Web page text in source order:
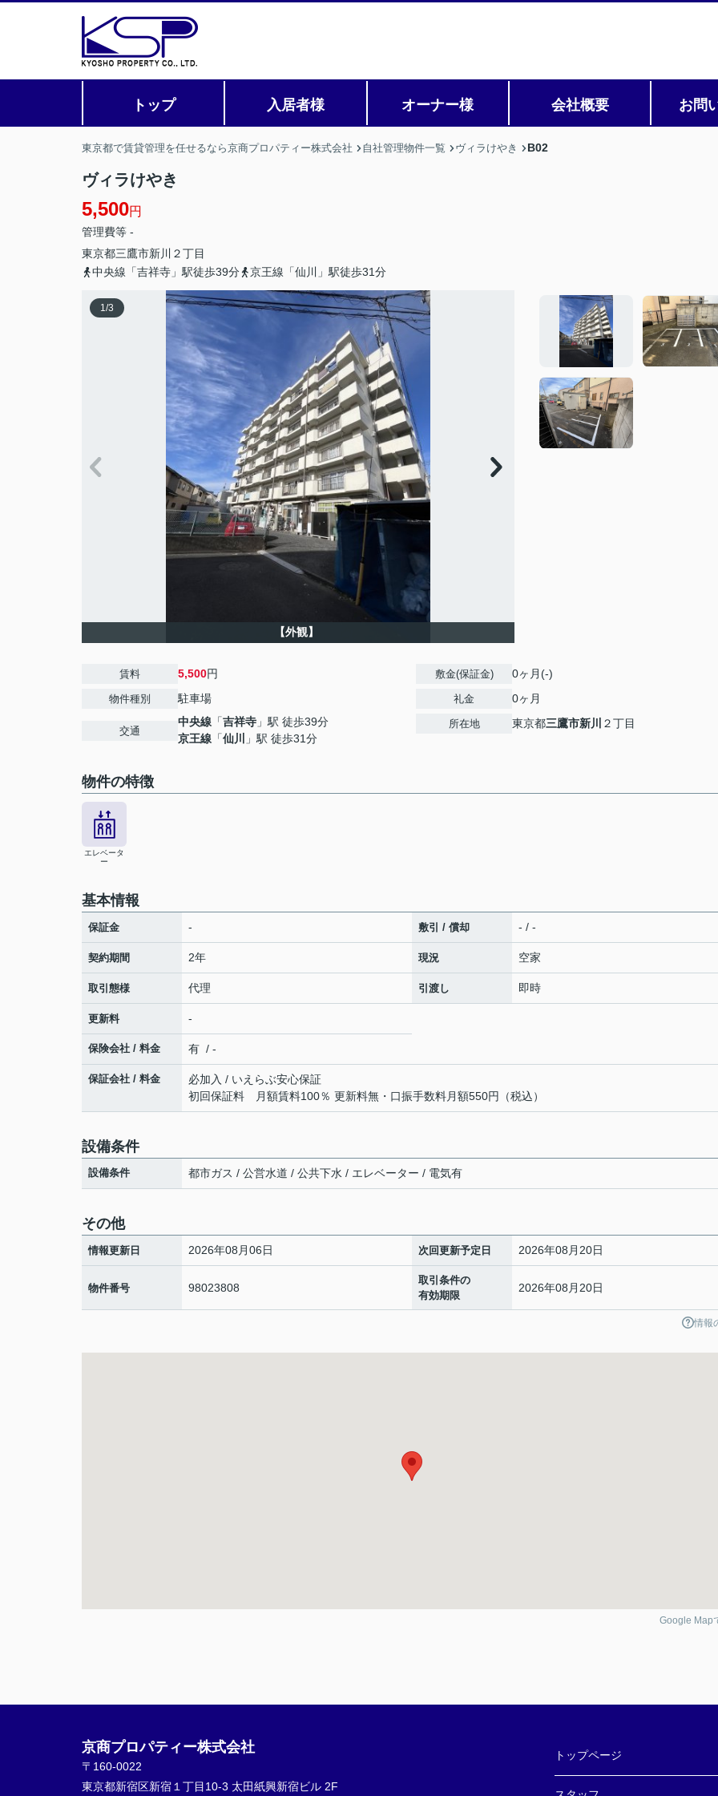
トップ 入居者様 オーナー様 会社概要 お問
東京都で賃貸管理を任せるなら京商プロパティー株式会社 自社管理物件一覧 ヴィラけやき B02
ヴィラけやき
5,500円
管理費等 -
東京都三鷹市新川 ２丁目
中央線「吉祥寺」駅徒歩39分
京王線「仙川」駅徒歩31分
1/3
【外観】
賃料 5,500円
物件種別 駐車場
交通
中央線 「吉祥寺 」駅 徒歩39分
京王線 「仙川 」駅 徒歩31分
敷金(保証金) 0ヶ月(-)
礼金 0ヶ月
所在地 東京都三鷹市新川 ２丁目
物件の特徴
エレベータ
ー
基本情報
保証金 - 敷引 / 償却 - / -
契約期間 2年 現況 空家
取引態様 代理 引渡し 即時
更新料 -
保険会社 / 料金 有 / -
保証会社 / 料金
必加入 / いえらぶ安心保証
初回保証料 月額賃料100％ 更新料無・口振手数料月額550円（税込）
設備条件
設備条件 都市ガス / 公営水道 / 公共下水 / エレベーター / 電気有
その他
情報更新日 2026年08月06日 次回更新予定日 2026年08月20日
物件番号 98023808
取引条件の
有効期限
2026年08月20日
情報
Google Map
京商プロパティー株式会社
〒160-0022
東京都新宿区新宿１丁目10-3 太田紙興新宿ビル 2F
トップページ